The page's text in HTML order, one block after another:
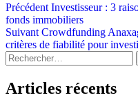
Navigation
d’article
PrécédentInvestisseur : 3
fonds immobiliers
SuivantCrowdfunding
critères de fiabilité pour
Rechercher :
Articles récents